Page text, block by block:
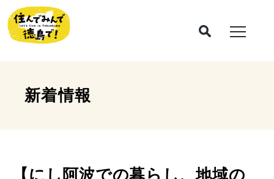
新着情報
【にし阿波での暮らし、地域の